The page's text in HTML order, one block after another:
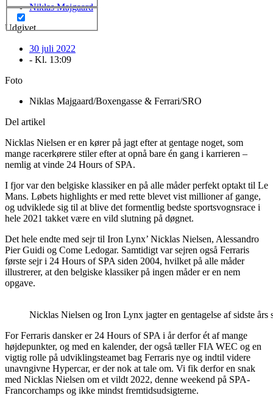
Niklas Majgaard
Udgivet
30 juli 2022
- Kl. 13:09
Foto
Niklas Majgaard/Boxengasse & Ferrari/SRO
Del artikel
Nicklas Nielsen er en kører på jagt efter at gentage noget, som
mange racerkørere stiler efter at opnå bare én gang i karrieren –
nemlig at vinde 24 Hours of SPA.
I fjor var den belgiske klassiker en på alle måder perfekt optakt til Le
Mans. Løbets highlights er med rette blevet vist millioner af gange,
og udviklede sig til at blive det formentlig bedste sportsvognsrace i
hele 2021 takket være en vild slutning på døgnet.
Det hele endte med sejr til Iron Lynx’ Nicklas Nielsen, Alessandro
Pier Guidi og Come Ledogar. Samtidigt var sejren også Ferraris
første sejr i 24 Hours of SPA siden 2004, hvilket på alle måder
illustrerer, at den belgiske klassiker på ingen måder er en nem
opgave.
Nicklas Nielsen og Iron Lynx jagter en gentagelse af sidste
For Ferraris dansker er 24 Hours of SPA i år derfor ét af mange
højdepunkter, og med en kalender, der også tæller FIA WEC og en
vigtig rolle på udviklingsteamet bag Ferraris nye og indtil videre
unavngivne Hypercar, er der nok at tale om. Vi fik derfor en snak
med Nicklas Nielsen om et vildt 2022, denne weekend på SPA-
Francorchamps og ikke mindst fremtidsudsigterne.